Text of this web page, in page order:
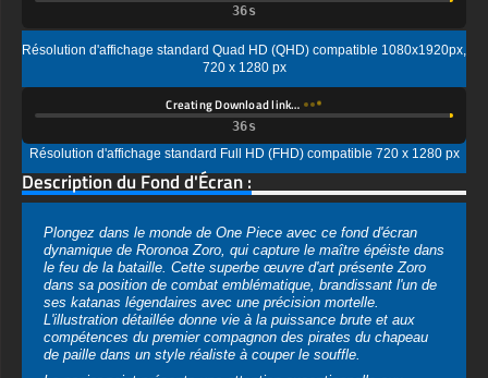
Creating Download link…
Résolution d'affichage standard Full HD (FHD) compatible 720 x 1280 px
Description du Fond d'Écran :
Plongez dans le monde de One Piece avec ce fond d'écran
dynamique de Roronoa Zoro, qui capture le maître épéiste dans
le feu de la bataille. Cette superbe œuvre d'art présente Zoro
dans sa position de combat emblématique, brandissant l'un de
ses katanas légendaires avec une précision mortelle.
compétences du premier compagnon des pirates du chapeau
de paille dans un style réaliste à couper le souffle.
Le papier peint présente une attention exceptionnelle aux
détails, de l'expression intense du visage de Zoro et de ses
cheveux verts caractéristiques au design complexe de son
katana et de ses vêtements traditionnels japonais. Sur fond
d'étincelles volantes et de braises dorées, la scène crée une
atmosphère dramatique qui capture parfaitement l'intensité d'un